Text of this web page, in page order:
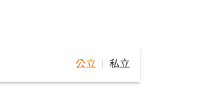
公立 私立